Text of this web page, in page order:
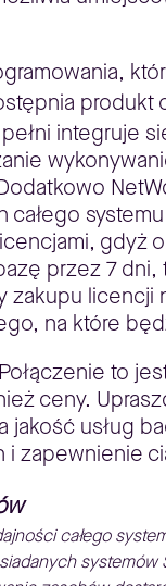
produkt
integruje
całego
gdyż
przez 7
licencji
na które
to
ceny.
usług
całego